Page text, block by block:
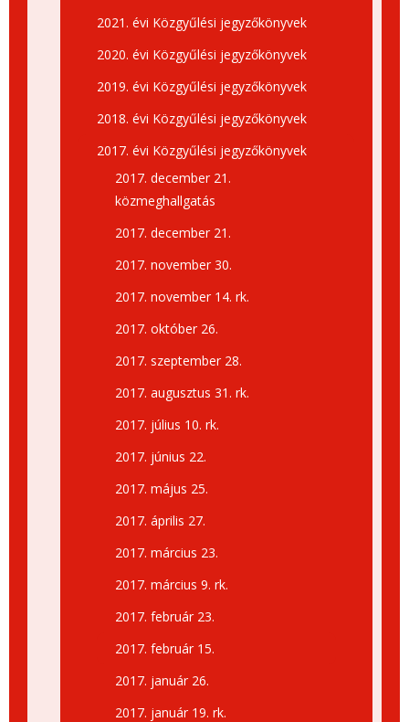
2021. évi Közgyűlési jegyzőkönyvek
2020. évi Közgyűlési jegyzőkönyvek
2019. évi Közgyűlési jegyzőkönyvek
2018. évi Közgyűlési jegyzőkönyvek
2017. évi Közgyűlési jegyzőkönyvek
2017. december 21.
közmeghallgatás
2017. december 21.
2017. november 30.
2017. november 14. rk.
2017. október 26.
2017. szeptember 28.
2017. augusztus 31. rk.
2017. július 10. rk.
2017. június 22.
2017. május 25.
2017. április 27.
2017. március 23.
2017. március 9. rk.
2017. február 23.
2017. február 15.
2017. január 26.
2017. január 19. rk.